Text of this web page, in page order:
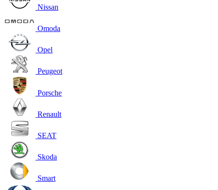
Nissan
Omoda
Opel
Peugeot
Porsche
Renault
SEAT
Skoda
Smart